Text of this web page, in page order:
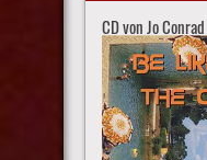
CD von Jo Conrad